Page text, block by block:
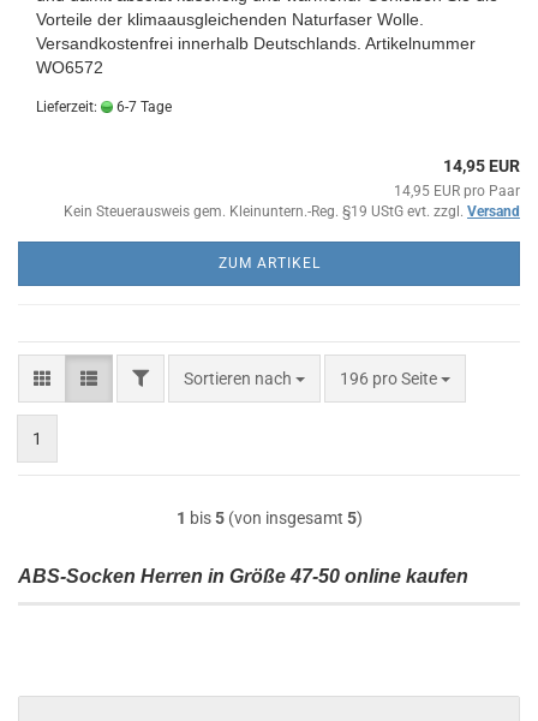
Vorteile der klimaausgleichenden Naturfaser Wolle.
Versandkostenfrei innerhalb Deutschlands. Artikelnummer
WO6572
Lieferzeit: 6-7 Tage
14,95 EUR
14,95 EUR pro Paar
Kein Steuerausweis gem. Kleinuntern.-Reg. §19 UStG evt. zzgl. Versand
ZUM ARTIKEL
FILTERSortieren nach
Sortieren nach 196 pro Seite
pro Seite
1
1 bis5(von insgesamt 5)
ABS-Socken Herren in Größe 47-50 online kaufen